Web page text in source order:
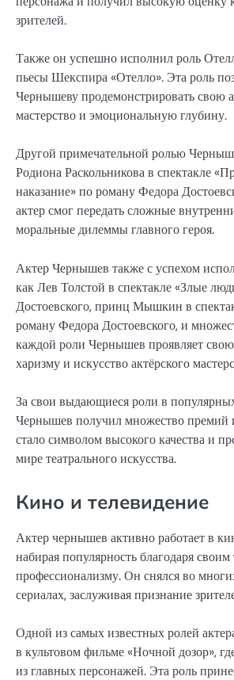
зрителей.
Также он успешно исполнил роль
пьесы Шекспира «Отелло». Эта роль
Чернышеву продемонстрировать свою
мастерство и эмоциональную глубину.
Другой примечательной ролью
Родиона Раскольникова в спектакле
наказание» по роману Федора
актер смог передать сложные
моральные дилеммы главного героя.
Актер Чернышев также с успехом
как Лев Толстой в спектакле «Злые
Достоевского, принц Мышкин в
роману Федора Достоевского, и
каждой роли Чернышев проявляет
харизму и искусство актёрского
За свои выдающиеся роли в
Чернышев получил множество премий
стало символом высокого качества и
мире театрального искусства.
Кино и телевидение
Актер чернышев активно работает в
набирая популярность благодаря своим
профессионализму. Он снялся во
сериалах, заслуживая признание
Одной из самых известных ролей
в культовом фильме «Ночной дозор»,
из главных персонажей. Эта роль